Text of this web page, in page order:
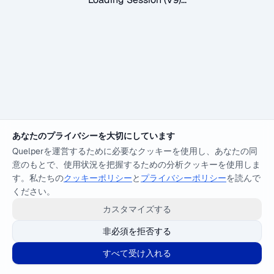
あなたのプライバシーを大切にしています
Quelperを運営するために必要なクッキーを使用し、あなたの同
意のもとで、使用状況を把握するための分析クッキーを使用しま
す。私たちのクッキーポリシーと プライバシーポリシーを読んで
ください。
カスタマイズする
非必須を拒否する
すべて受け入れる